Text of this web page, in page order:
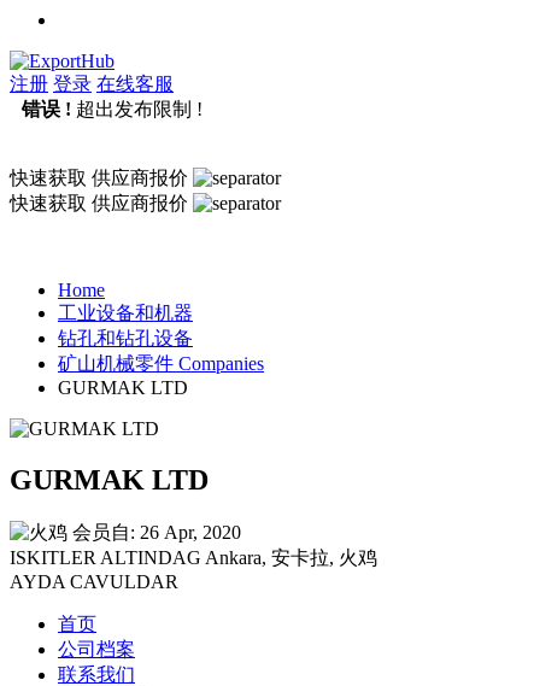
注册 登录 在线客服
错误 ! 超出发布限制 !
快速获取 供应商报价
快速获取 供应商报价
Home
工业设备和机器
钻孔和钻孔设备
矿山机械零件 Companies
GURMAK LTD
GURMAK LTD
会员自: 26 Apr, 2020
ISKITLER ALTINDAG Ankara, 安卡拉, 火鸡
AYDA CAVULDAR
首页
公司档案
联系我们